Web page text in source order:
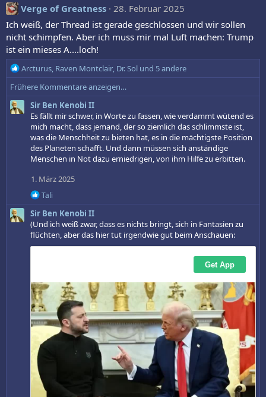
t
o
n
e
n
:
Verge of Greatness 28. Februar 2025
Ich weiß, der Thread ist gerade geschlossen und wir sollen
nicht schimpfen. Aber ich muss mir mal Luft machen: Trump
ist ein mieses A....loch!
R
e
a
k
t
Arcturus, Raven Montclair, Dr. Sol und 5 andere
Frühere Kommentare anzeigen…
Sir Ben Kenobi II
Es fällt mir schwer, in Worte zu fassen, wie verdammt wütend es
mich macht, dass jemand, der so ziemlich das schlimmste ist,
was die Menschheit zu bieten hat, es in die mächtigste Position
des Planeten schafft. Und dann müssen sich anständige
Menschen in Not dazu erniedrigen, von ihm Hilfe zu erbitten.
1. März 2025
R
e
a
k
t
:
Tali
Sir Ben Kenobi II
(Und ich weiß zwar, dass es nichts bringt, sich in Fantasien zu
flüchten, aber das hier tut irgendwie gut beim Anschauen: